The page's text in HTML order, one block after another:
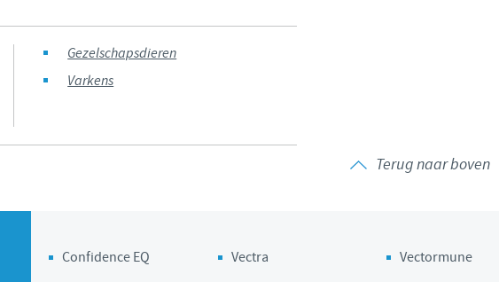
information provided on the site in which you enter may not be suitable for use in your
country.
Gezelschapsdieren
Varkens
Terug naar boven
Confidence EQ Vectra
Vectormune